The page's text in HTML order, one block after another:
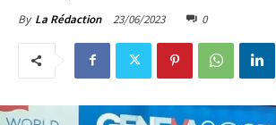
By La Rédaction 23/06/2023 0